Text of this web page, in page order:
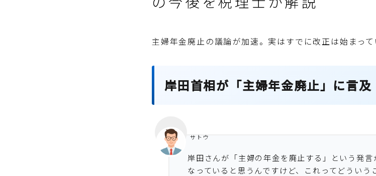
主婦年金廃止の議論が加速。実はすでに改正は始まって
岸田首相が「主婦年金廃止」に言及
岸田さんが「主婦の年金を廃止する」という発
なっていると思うんですけど、これってどういう
サトウ